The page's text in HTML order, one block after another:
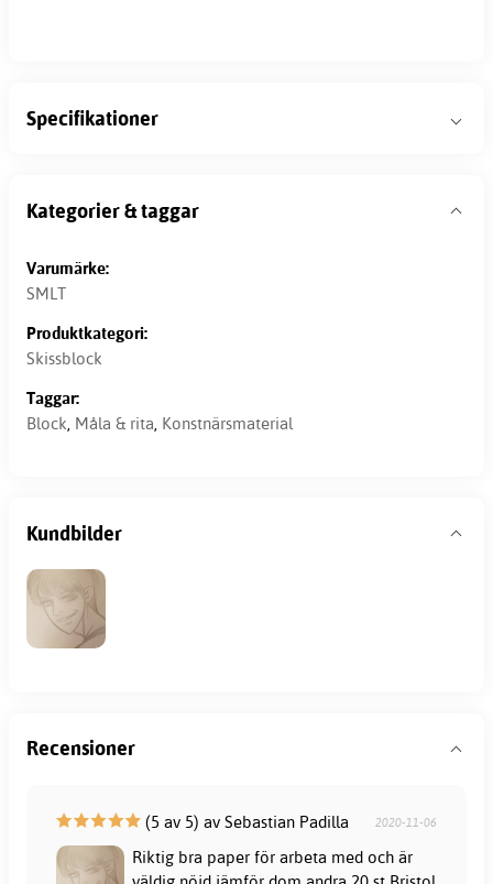
Specifikationer
Kategorier & taggar
Varumärke:
SMLT
Produktkategori:
Skissblock
Taggar:
Block, Måla & rita, Konstnärsmaterial
Kundbilder
Recensioner
(5 av 5) av Sebastian Padilla 2020-11-06
Riktig bra paper för arbeta med och är